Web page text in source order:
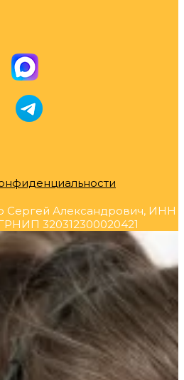
Сергей Александрович, ИНН
320312300020421